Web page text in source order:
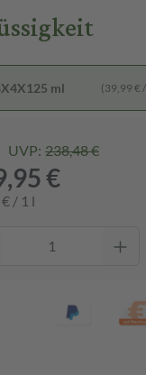
ml (39,99 €
UVP: 238,48 €
€
/ 1 l